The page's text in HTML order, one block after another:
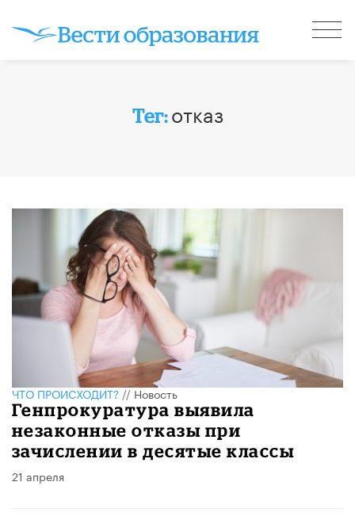
Тег:отказ
ЧТО ПРОИСХОДИТ?//Новость
Генпрокуратура выявила
незаконные отказы при
зачислении в десятые классы
21 апреля